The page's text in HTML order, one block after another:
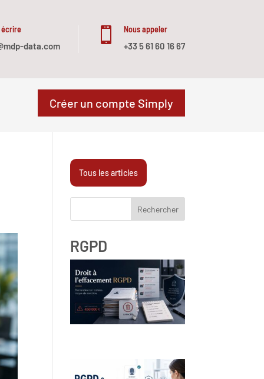
écrire
data.com
 Nous appeler
+33 5 61 60 16 67
Créer un compte Simply
Tous les articles
Rechercher
RGPD